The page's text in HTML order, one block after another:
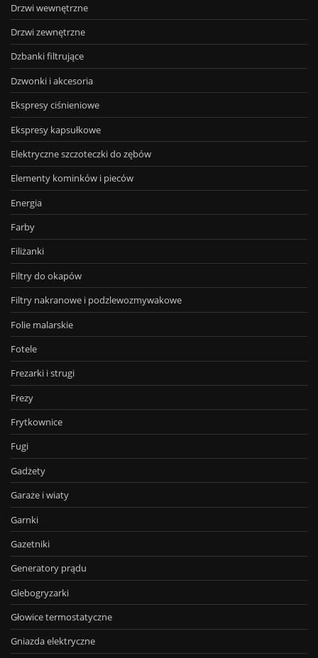
Drzwi wewnętrzne
Drzwi zewnętrzne
Dzbanki filtrujące
Dzwonki i akcesoria
Ekspresy ciśnieniowe
Ekspresy kapsułkowe
Elektryczne szczoteczki do zębów
Elementy kominków i pieców
Energia
Farby
Filiżanki
Filtry do okapów
Filtry nakranowe i podzlewozmywakowe
Folie malarskie
Fotele
Frezarki i strugi
Frezy
Frytkownice
Fugi
Gadżety
Garaże i wiaty
Garnki
Gazetniki
Generatory prądu
Glebogryzarki
Głowice termostatyczne
Gniazda elektryczne